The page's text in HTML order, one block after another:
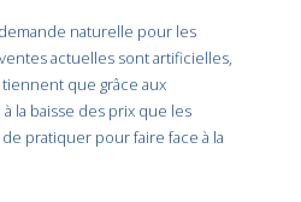
naturelle pour les
actuelles sont artificielles,
que grâce aux
la baisse des prix que les
pratiquer pour faire face à la